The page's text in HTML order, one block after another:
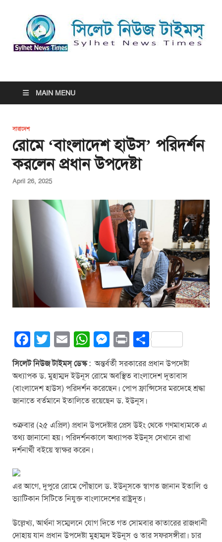
সিলেট নিউজ টাইমস্ | Sylhet
News Times
MAIN MENU
সারাদেশ
রোমে ‘বাংলাদেশ হাউস’ পরিদর্শন
করলেন প্রধান উপদেষ্টা
April 26, 2025
F
a
c
e
b
o
o
k
T
wi
tt
er
E
ail
W
at
s
A
p
p
M
e
ss
e
n
g
er
Pr
in
t
S
ar
e
সিলেট নিউজ টাইমস্ ডেস্ক: অন্তর্বর্তী সরকারের প্রধান উপদেষ্টা
অধ্যাপক ড. মুহাম্মদ ইউনূস রোমে অবস্থিত বাংলাদেশ দূতাবাস
(বাংলাদেশ হাউস) পরিদর্শন করেছেন। পোপ ফ্রান্সিসের মরদেহে শ্রদ্ধা
জানাতে বর্তমানে ইতালিতে রয়েছেন ড. ইউনূস।
শুক্রবার (২৫ এপ্রিল) প্রধান উপদেষ্টার প্রেস উইং থেকে গণমাধ্যমকে এ
তথ্য জানানো হয়। পরিদর্শনকালে অধ্যাপক ইউনূস সেখানে রাখা
দর্শনার্থী বইয়ে স্বাক্ষর করেন।
এর আগে, দুপুরে রোমে পৌঁছালে ড. ইউনূসকে স্বাগত জানান ইতালি ও
ভ্যাটিকান সিটিতে নিযুক্ত বাংলাদেশের রাষ্ট্রদূত।
উল্লেখ্য, আর্থনা সম্মেলনে যোগ দিতে গত সোমবার কাতারের রাজধানী
দোহায় যান প্রধান উপদেষ্টা মুহাম্মদ ইউনূস ও তার সফরসঙ্গীরা। চার